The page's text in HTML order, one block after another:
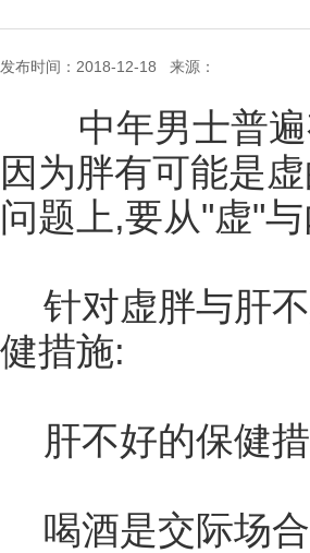
发布时间：2018-12-18 来源：
中年男士普遍
因为胖有可能是
问题上,要从"虚"
针对虚胖与肝不
健措施:
肝不好的保健
喝酒是交际场合